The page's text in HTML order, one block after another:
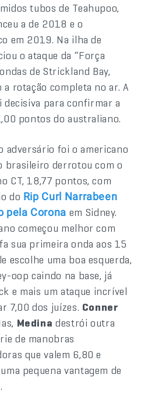
tubos de Teahupoo,
a de 2018 e o
em 2019. Na ilha de
o ataque da “Força
de Strickland Bay,
rotação completa no ar. A
para confirmar a
pontos do australiano.
adversário foi o americano
brasileiro derrotou com o
CT, 18,77 pontos, com
do Rip Curl Narrabeen
pela Corona em Sidney.
começou melhor com
sua primeira onda aos 15
escolhe uma boa esquerda,
oop caindo na base, já
e mais um ataque incrível
7,00 dos juízes. Conner
Medina destrói outra
de manobras
que valem 6,80 e
pequena vantagem de